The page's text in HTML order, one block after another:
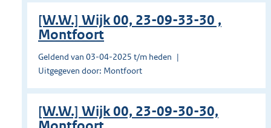
[W.W.] Wijk 00, 23-09-33-30 ,
Montfoort
Geldend van 03-04-2025 t/m heden
Uitgegeven door: Montfoort
[W.W.] Wijk 00, 23-09-30-30,